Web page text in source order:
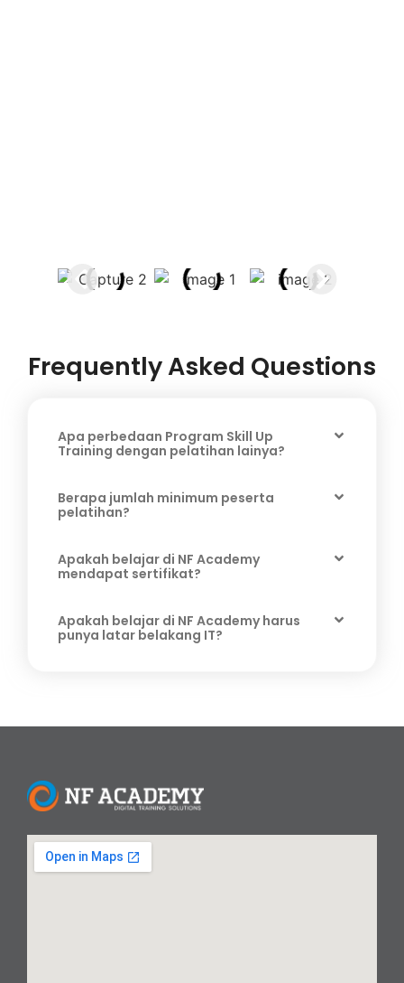
Frequently Asked Questions
Apa perbedaan Program Skill Up
Training dengan pelatihan lainya?
Berapa jumlah minimum peserta
pelatihan?
Apakah belajar di NF Academy
mendapat sertifikat?
Apakah belajar di NF Academy harus
punya latar belakang IT?